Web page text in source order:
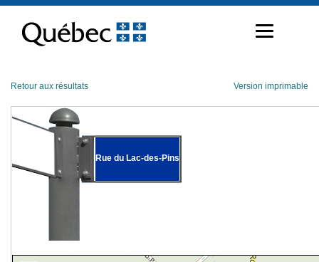
contenu
Retour aux résultats Version imprimable
Rue du Lac-des-Pins